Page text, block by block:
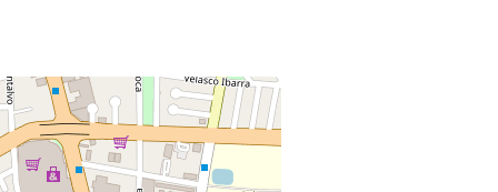
+ −
Leaflet |©OpenStreetMap
Coordenadas:-1.258485, -78.624276